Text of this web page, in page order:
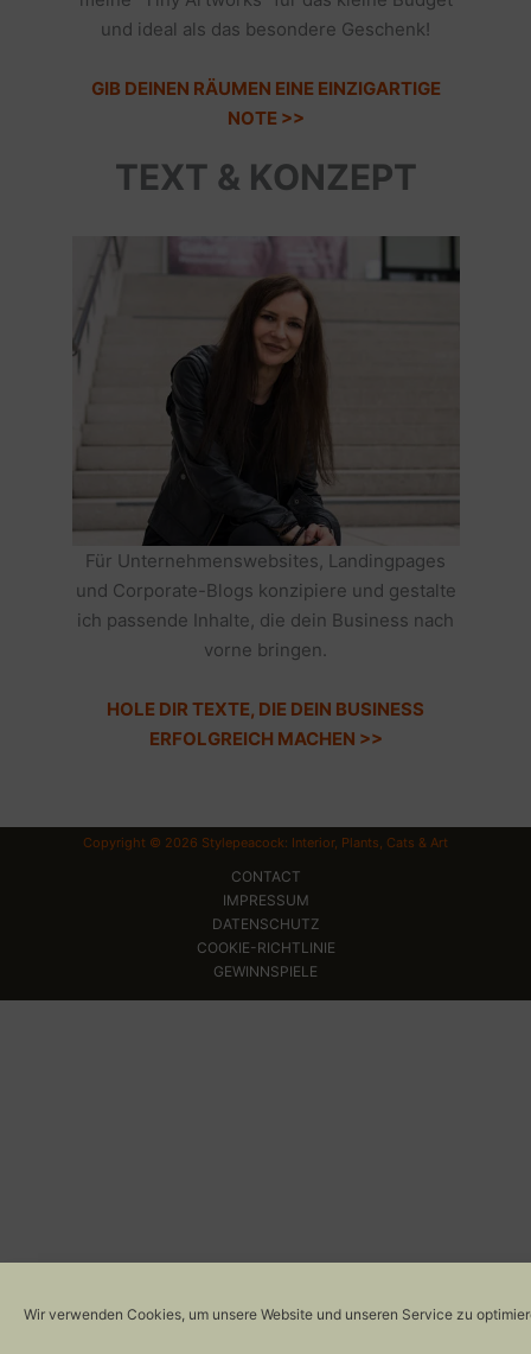
Wir verwenden Cookies, um unsere Website und unseren Service zu
und ideal als das besondere Geschenk!
GIB DEINEN RÄUMEN EINE EINZIGARTIGE
NOTE >>
TEXT & KONZEPT
Für Unternehmenswebsites, Landingpages
und Corporate-Blogs konzipiere und gestalte
ich passende Inhalte, die dein Business nach
vorne bringen.
HOLE DIR TEXTE, DIE DEIN BUSINESS
ERFOLGREICH MACHEN >>
Copyright © 2026 Stylepeacock: Interior, Plants, Cats & Art
CONTACT
IMPRESSUM
DATENSCHUTZ
COOKIE-RICHTLINIE
GEWINNSPIELE